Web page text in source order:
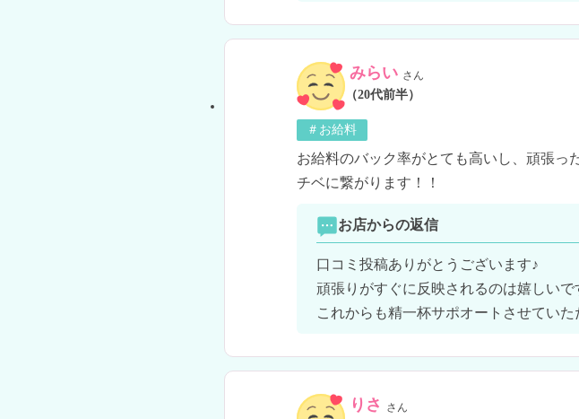
みらい さん
（20代前半）
＃お給料
お給料のバック率がとても高いし、頑張っ
チベに繋がります！！
お店からの返信
口コミ投稿ありがとうございます♪
頑張りがすぐに反映されるのは嬉しい
これからも精一杯サポオートさせてい
りさ さん